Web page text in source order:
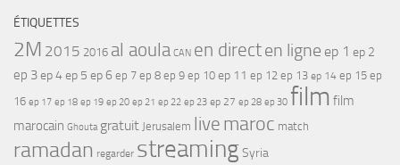
ÉTIQUETTES
2M 2015 2016 al aoula CAN en directen ligne ep 1 ep 2
ep 3ep 4ep 5 ep 6 ep 7 ep 8 ep 9 ep 10 ep 11 ep 12 ep 13 ep 14 ep 15 ep
16 ep 17 ep 18 ep 19 ep 20 ep 21 ep 22 ep 23 ep 27 ep 28 ep 30 film film
marocain Ghouta gratuit Jerusalem live maroc match
ramadan regarder streamingSyria